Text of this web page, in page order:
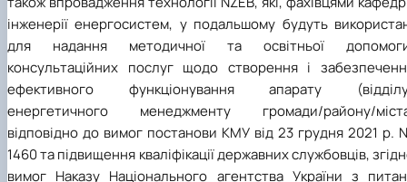
інженерії енергосистем, у подальшому будуть
для надання методичної та освітньої
консультаційних послуг щодо створення і
ефективного функціонування апарату
енергетичного менеджменту громади/району/
відповідно до вимог постанови КМУ від 23 грудня 2021 р.
1460 та підвищення кваліфікації державних службовців,
вимог Наказу Національного агентства України з